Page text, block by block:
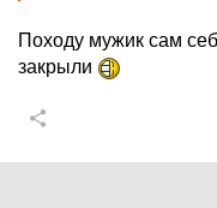
Походу мужик сам
закрыли